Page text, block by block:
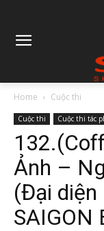
Home Cuộc thi
Cuộc thi Cuộc thi tác
Ảnh –
(Đại
SAIGON